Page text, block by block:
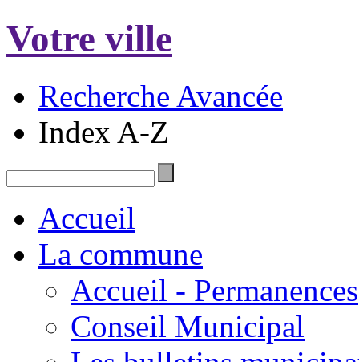
Votre ville
Recherche Avancée
Index A-Z
Accueil
La commune
Accueil - Permanences
Conseil Municipal